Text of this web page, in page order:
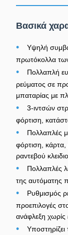
Βασικά
•
Υψηλή
πρωτόκολλα
•
Πολλαπλή
ρεύματος σε
μπαταρίας με
•
3-ιντσών
φόρτιση,
•
Πολλαπλές
φόρτιση,
ραντεβού
•
Πολλαπλές
της αυτόματης
•
Ρυθμισμός
προεπιλογές
ανάφλεξη
•